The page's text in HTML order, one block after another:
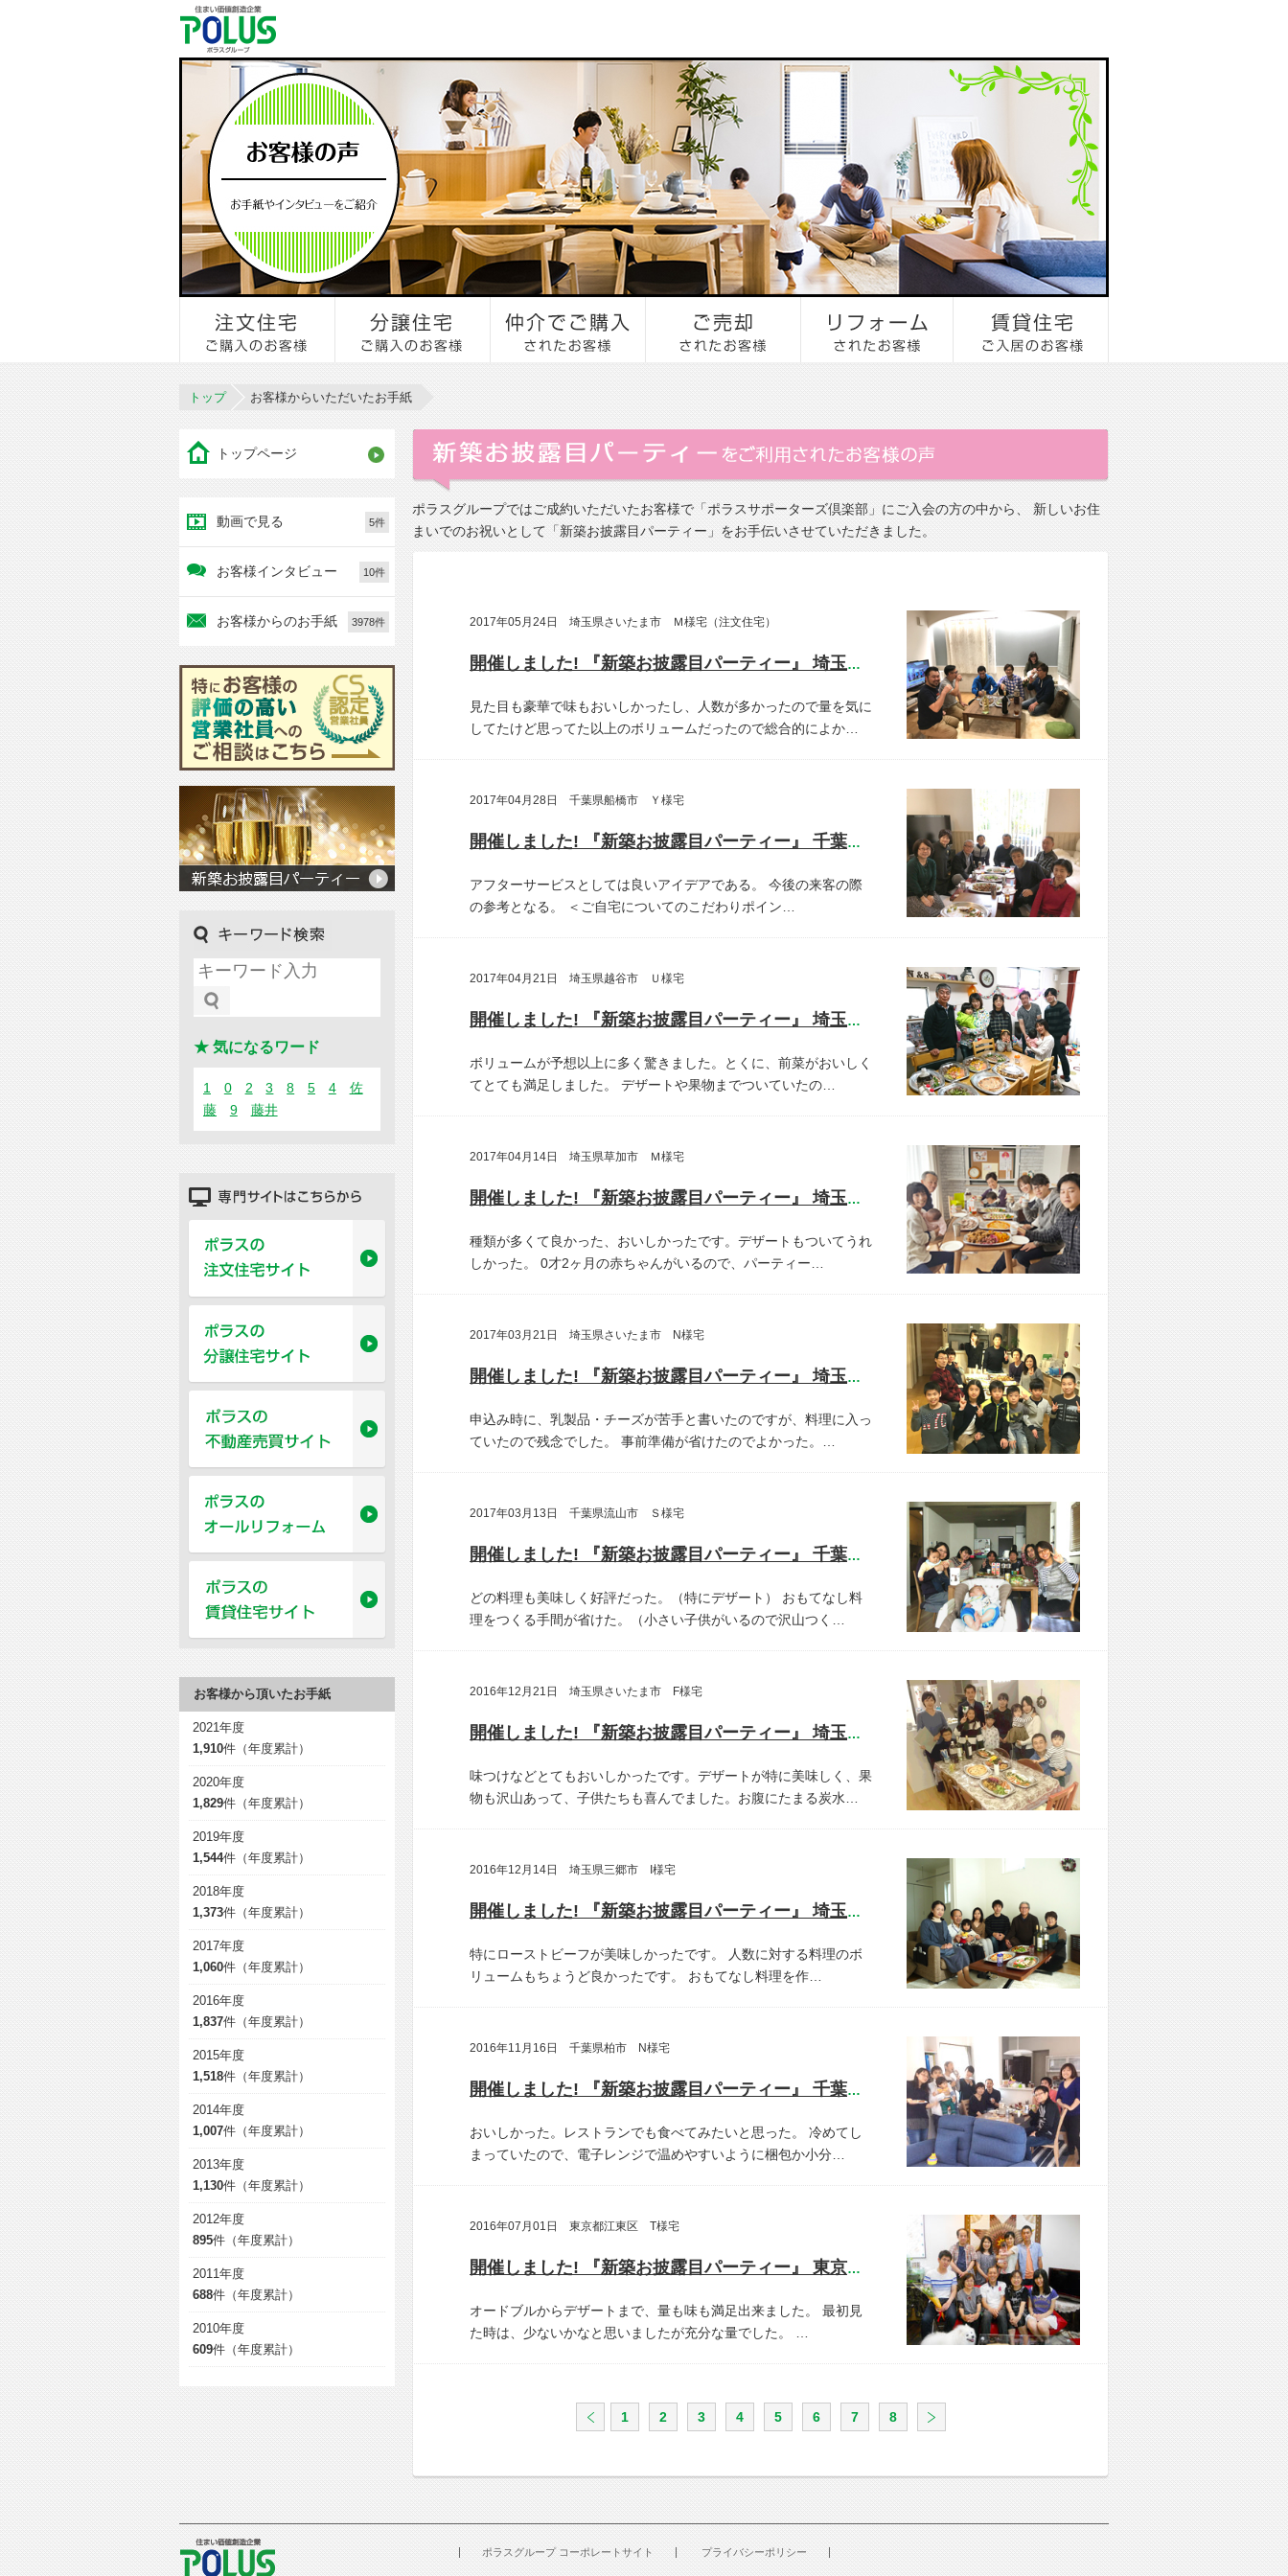
トップ お客様からいただいたお手紙
ポラスグループではご成約いただいたお客様で「ポラスサポーターズ倶楽部」にご入会の方の中から、 新しいお住
まいでのお祝いとして「新築お披露目パーティー」をお手伝いさせていただきました。
2017年05月24日 埼玉県さいたま市 Ｍ様宅（注文住宅）
開催しました! 『新築お披露目パーティー』 埼玉県さいたま市 M様宅
見た目も豪華で味もおいしかったし、人数が多かったので量を気に
してたけど思ってた以上のボリュームだったので総合的によか…
2017年04月28日 千葉県船橋市 Ｙ様宅
開催しました! 『新築お披露目パーティー』 千葉県船橋市 Y様宅
アフターサービスとしては良いアイデアである。
今後の来客の際
の参考となる。
＜ご自宅についてのこだわりポイン…
2017年04月21日 埼玉県越谷市 Ｕ様宅
開催しました! 『新築お披露目パーティー』 埼玉県越谷市 U様宅
ボリュームが予想以上に多く驚きました。とくに、前菜がおいしく
てとても満足しました。
デザートや果物までついていたの…
2017年04月14日 埼玉県草加市 Ｍ様宅
開催しました! 『新築お披露目パーティー』 埼玉県草加市 M様宅
種類が多くて良かった、おいしかったです。デザートもついてうれ
しかった。
0才2ヶ月の赤ちゃんがいるので、パーティー…
2017年03月21日 埼玉県さいたま市 N様宅
開催しました! 『新築お披露目パーティー』 埼玉県さいたま市 N様宅
申込み時に、乳製品・チーズが苦手と書いたのですが、料理に入っ
ていたので残念でした。
事前準備が省けたのでよかった。…
2017年03月13日 千葉県流山市 Ｓ様宅
開催しました! 『新築お披露目パーティー』 千葉県流山市 S様宅
どの料理も美味しく好評だった。（特にデザート）
おもてなし料
理をつくる手間が省けた。（小さい子供がいるので沢山つく…
2016年12月21日 埼玉県さいたま市 F様宅
開催しました! 『新築お披露目パーティー』 埼玉県さいたま市 F様宅
味つけなどとてもおいしかったです。デザートが特に美味しく、果
物も沢山あって、子供たちも喜んでました。お腹にたまる炭水…
2016年12月14日 埼玉県三郷市 I様宅
開催しました! 『新築お披露目パーティー』 埼玉県三郷市 I様宅
特にローストビーフが美味しかったです。
人数に対する料理のボ
リュームもちょうど良かったです。
おもてなし料理を作…
2016年11月16日 千葉県柏市 N様宅
開催しました! 『新築お披露目パーティー』 千葉県柏市 N様宅
おいしかった。レストランでも食べてみたいと思った。
冷めてし
まっていたので、電子レンジで温めやすいように梱包か小分…
2016年07月01日 東京都江東区 T様宅
開催しました! 『新築お披露目パーティー』 東京都江東区 T様宅
オードブルからデザートまで、量も味も満足出来ました。
最初見
た時は、少ないかなと思いましたが充分な量でした。
1 2 3 4 5 6 7 8
トップページ
動画で見る 5件
お客様インタビュー 10件
お客様からのお手紙 3978件
★ 気になるワード
1 0 2 3 8 5 4
佐
藤
9 藤井
お客様から頂いたお手紙
2021年度
1,910件（年度累計）
2020年度
1,829件（年度累計）
2019年度
1,544件（年度累計）
2018年度
1,373件（年度累計）
2017年度
1,060件（年度累計）
2016年度
1,837件（年度累計）
2015年度
1,518件（年度累計）
2014年度
1,007件（年度累計）
2013年度
1,130件（年度累計）
2012年度
895件（年度累計）
2011年度
688件（年度累計）
2010年度
609件（年度累計）
ポラスグループ コーポレートサイト
プライバシーポリシー